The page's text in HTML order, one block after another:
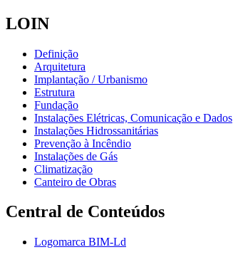
LOIN
Definição
Arquitetura
Implantação / Urbanismo
Estrutura
Fundação
Instalações Elétricas, Comunicação e Dados
Instalações Hidrossanitárias
Prevenção à Incêndio
Instalações de Gás
Climatização
Canteiro de Obras
Central de Conteúdos
Logomarca BIM-Ld